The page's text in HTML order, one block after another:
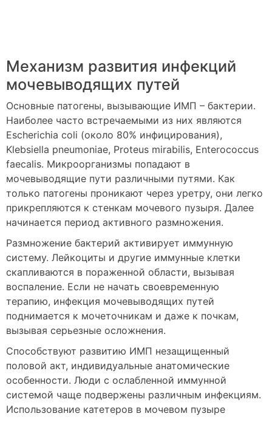
Механизм развития инфекций
мочевыводящих путей
Основные патогены, вызывающие ИМП – бактерии.
Наиболее часто встречаемыми из них являются
Escherichia coli (около 80% инфицирования),
Klebsiella pneumoniae, Proteus mirabilis, Enterococcus
faecalis. Микроорганизмы попадают в
мочевыводящие пути различными путями. Как
только патогены проникают через уретру, они легко
прикрепляются к стенкам мочевого пузыря. Далее
начинается период активного размножения.
Размножение бактерий активирует иммунную
систему. Лейкоциты и другие иммунные клетки
скапливаются в пораженной области, вызывая
воспаление. Если не начать своевременную
терапию, инфекция мочевыводящих путей
поднимается к мочеточникам и даже к почкам,
вызывая серьезные осложнения.
Способствуют развитию ИМП незащищенный
половой акт, индивидуальные анатомические
особенности. Люди с ослабленной иммунной
системой чаще подвержены различным инфекциям.
Использование катетеров в мочевом пузыре